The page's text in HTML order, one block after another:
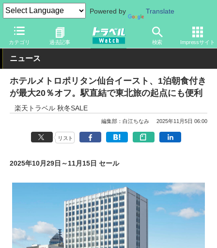
Powered by Translate
カテゴリ 過去記事 検索 Impressサイト
トラベル Watch 企業・政府・官庁 政府・官庁 旅行会社・旅
ニュース
ホテルメトロポリタン仙台イースト、1泊朝食付き
が最大20％オフ。駅直結で東北旅の起点にも便利
楽天トラベル 秋冬SALE
編集部：白江ちなみ 2025年11月5日 06:00
リスト
2025年10月29日～11月15日 セール